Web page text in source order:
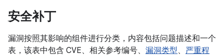
安全补丁
漏洞按照其影响的组件进行分类，内容包括问题描述和一个
表，该表中包含 CVE、相关参考编号、 漏洞类型、 严重程